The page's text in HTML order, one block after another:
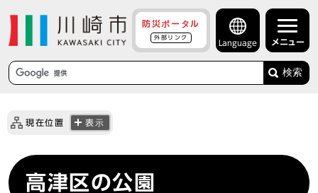
防災ポータル
外部リンク
Language メニュー
検索
現在位置 表示
高津区の公園